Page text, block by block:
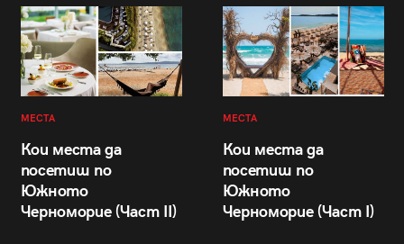
МЕСТА
Кои места да
посетиш по
Южното
Черноморие (Част II)
МЕСТА
Кои места да
посетиш по
Южното
Черноморие (Част I)